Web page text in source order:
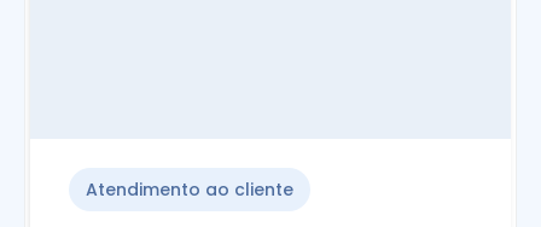
Atendimento ao cliente